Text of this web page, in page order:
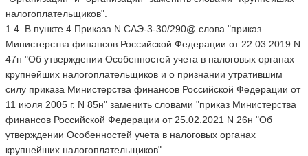
налогоплательщиков".
1.4. В пункте 4 Приказа N САЭ-3-30/290@ слова "приказ
Министерства финансов Российской Федерации от 22.03.2019 N
47н "Об утверждении Особенностей учета в налоговых органах
крупнейших налогоплательщиков и о признании утратившим
силу приказа Министерства финансов Российской Федерации от
11 июля 2005 г. N 85н" заменить словами "приказ Министерства
финансов Российской Федерации от 25.02.2021 N 26н "Об
утверждении Особенностей учета в налоговых органах
крупнейших налогоплательщиков".